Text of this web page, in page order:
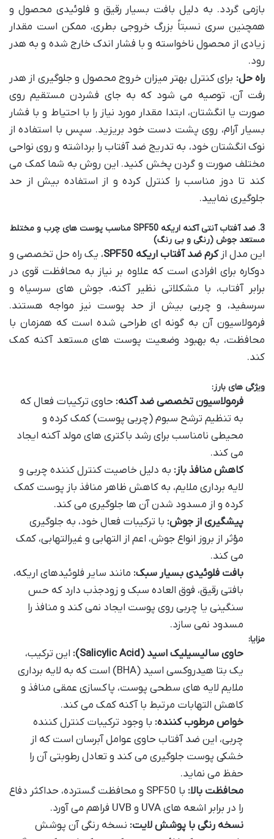
بازمی گردد. به دلیل بافت بسیار رقیق و فلوئیدی محصول و
همچنین سری نسبتاً بزرگ خروجی بطری، ممکن است مقدار
زیادی از محصول ناخواسته و با فشار اندک خارج شده و به هدر
رود.
راه حل: برای کنترل بهتر میزان خروج محصول و جلوگیری از هدر
رفت آن، توصیه می شود که به جای فشردن مستقیم روی
صورت یا انگشتان، ابتدا مقدار مورد نیاز را با احتیاط و با فشار
بسیار آرام، روی پشت دست خود بریزید. سپس با استفاده از
نوک انگشتان خود، به تدریج ضد آفتاب را برداشته و روی نواحی
مختلف صورت و گردن پخش کنید. این روش به شما کمک می
کند تا دوز مناسب را کنترل کرده و از استفاده بیش از حد
جلوگیری نمایید.
3. ضد آفتاب آنتی آکنه اریکه SPF50 مناسب پوست های چرب و مختلط
مستعد جوش (رنگی و بی رنگ)
این مدل ازکرم ضد آفتاب اریکه SPF50
، یک راه حل تخصصی و
دوکاره برای افرادی است که علاوه بر نیاز به محافظت قوی در
برابر آفتاب، با مشکلاتی نظیر آکنه، جوش های سرسیاه و
سرسفید، و چربی بیش از حد پوست نیز مواجه هستند.
فرمولاسیون آن به گونه ای طراحی شده است که همزمان با
محافظت، به بهبود وضعیت پوست های مستعد آکنه کمک
کند.
ویژگی های بارز:
فرمولاسیون تخصصی ضد آکنه: حاوی ترکیبات فعال که
به تنظیم ترشح سبوم (چربی پوست) کمک کرده و
محیطی نامناسب برای رشد باکتری های مولد آکنه ایجاد
می کند.
کاهش منافذ باز: به دلیل خاصیت کنترل کننده چربی و
لایه برداری ملایم، به کاهش ظاهر منافذ باز پوست کمک
کرده و از مسدود شدن آن ها جلوگیری می کند.
پیشگیری از جوش: با ترکیبات فعال خود، به جلوگیری
مؤثر از بروز انواع جوش، اعم از التهابی و غیرالتهابی، کمک
می کند.
بافت فلوئیدی بسیار سبک: مانند سایر فلوئیدهای اریکه،
بافتی رقیق، فوق العاده سبک و زودجذب دارد که حس
سنگینی یا چربی روی پوست ایجاد نمی کند و منافذ را
مسدود نمی سازد.
مزایا:
حاوی سالیسیلیک اسید (Salicylic Acid):
این ترکیب،
یک بتا هیدروکسی اسید (BHA) است که به لایه برداری
ملایم لایه های سطحی پوست، پاکسازی عمقی منافذ و
کاهش التهابات مرتبط با آکنه کمک می کند.
خواص مرطوب کننده: با وجود ترکیبات کنترل کننده
چربی، این ضد آفتاب حاوی عوامل آبرسان است که از
خشکی پوست جلوگیری می کند و تعادل رطوبتی آن را
حفظ می نماید.
محافظت بالا:
با SPF50 و محافظت گسترده، حداکثر دفاع
را در برابر اشعه های UVA و UVB فراهم می آورد.
نسخه رنگی با پوشش لایت: نسخه رنگی آن پوشش